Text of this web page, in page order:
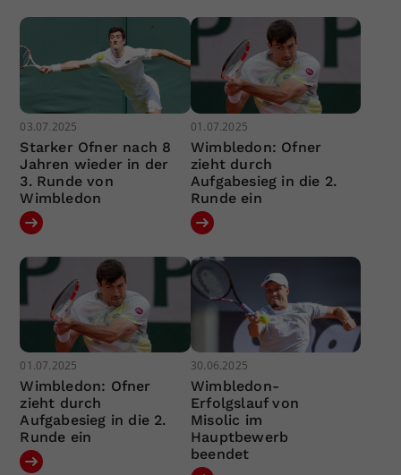
03.07.2025
Starker Ofner nach 8
Jahren wieder in der
3. Runde von
Wimbledon
01.07.2025
Wimbledon: Ofner
zieht durch
Aufgabesieg in die 2.
Runde ein
01.07.2025
Wimbledon: Ofner
zieht durch
Aufgabesieg in die 2.
Runde ein
30.06.2025
Wimbledon-
Erfolgslauf von
Misolic im
Hauptbewerb
beendet